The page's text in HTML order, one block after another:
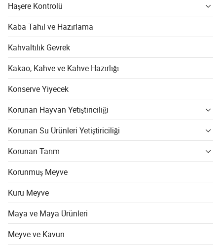
Haşere Kontrolü
Kaba Tahıl ve Hazırlama
Kahvaltılık Gevrek
Kakao, Kahve ve Kahve Hazırlığı
Konserve Yiyecek
Korunan Hayvan Yetiştiriciliği
Korunan Su Ürünleri Yetiştiriciliği
Korunan Tarım
Korunmuş Meyve
Kuru Meyve
Maya ve Maya Ürünleri
Meyve ve Kavun